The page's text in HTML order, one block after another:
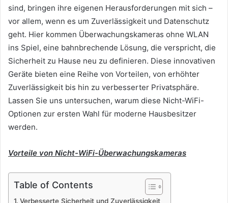
sind, bringen ihre eigenen Herausforderungen mit sich –
vor allem, wenn es um Zuverlässigkeit und Datenschutz
geht. Hier kommen Überwachungskameras ohne WLAN
ins Spiel, eine bahnbrechende Lösung, die verspricht, die
Sicherheit zu Hause neu zu definieren. Diese innovativen
Geräte bieten eine Reihe von Vorteilen, von erhöhter
Zuverlässigkeit bis hin zu verbesserter Privatsphäre.
Lassen Sie uns untersuchen, warum diese Nicht-WiFi-
Optionen zur ersten Wahl für moderne Hausbesitzer
werden.
Vorteile von Nicht-WiFi-Überwachungskameras
Table of Contents
Verbesserte Sicherheit und Zuverlässigkeit